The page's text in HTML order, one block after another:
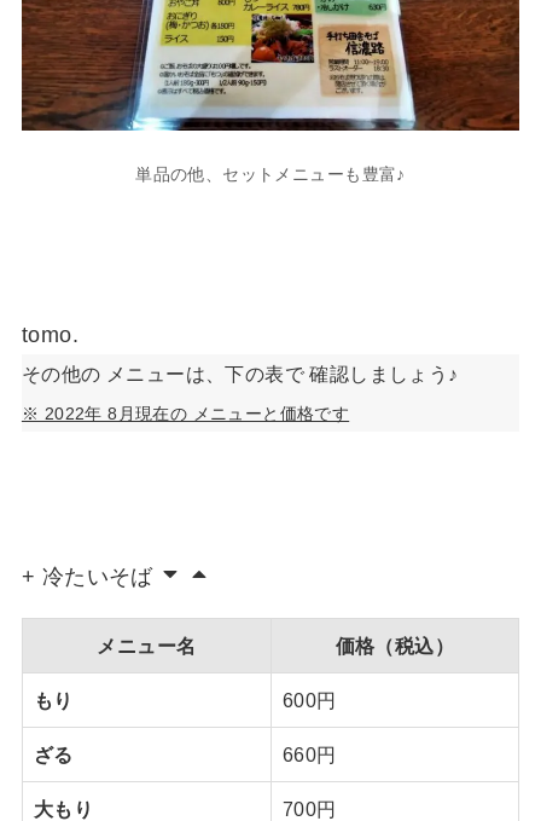
単品の他、セットメニューも豊富♪
tomo.
その他の メニューは、下の表で 確認しましょう♪
※ 2022年 8月現在の メニューと価格です
+ 冷たいそば
メニュー名 価格（税込）
もり 600円
ざる 660円
大もり 700円